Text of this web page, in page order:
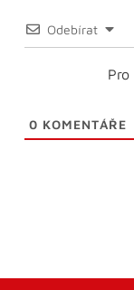
Odebírat
0 KOMENTÁŘE